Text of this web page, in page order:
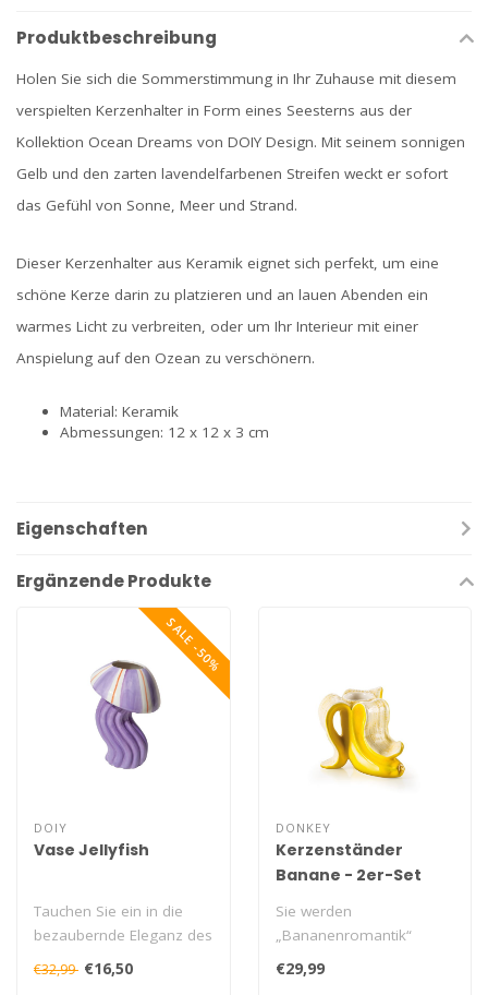
Produktbeschreibung
Holen Sie sich die Sommerstimmung in Ihr Zuhause mit diesem
verspielten Kerzenhalter in Form eines Seesterns aus der
Kollektion Ocean Dreams von DOIY Design. Mit seinem sonnigen
Gelb und den zarten lavendelfarbenen Streifen weckt er sofort
das Gefühl von Sonne, Meer und Strand.
Dieser Kerzenhalter aus Keramik eignet sich perfekt, um eine
schöne Kerze darin zu platzieren und an lauen Abenden ein
warmes Licht zu verbreiten, oder um Ihr Interieur mit einer
Anspielung auf den Ozean zu verschönern.
Material: Keramik
Abmessungen: 12 x 12 x 3 cm
Eigenschaften
Ergänzende Produkte
SALE -50%
DOIY
Vase Jellyfish
Tauchen Sie ein in die
bezaubernde Eleganz des
Ozeans mit der Vase
Jellyfish Oce..
€32,99 €16,50
DONKEY
Kerzenständer
Banane - 2er-Set
Sie werden
„Bananenromantik“
genannt. Verjagen Sie
Andy Warhol mit diesem
€29,99